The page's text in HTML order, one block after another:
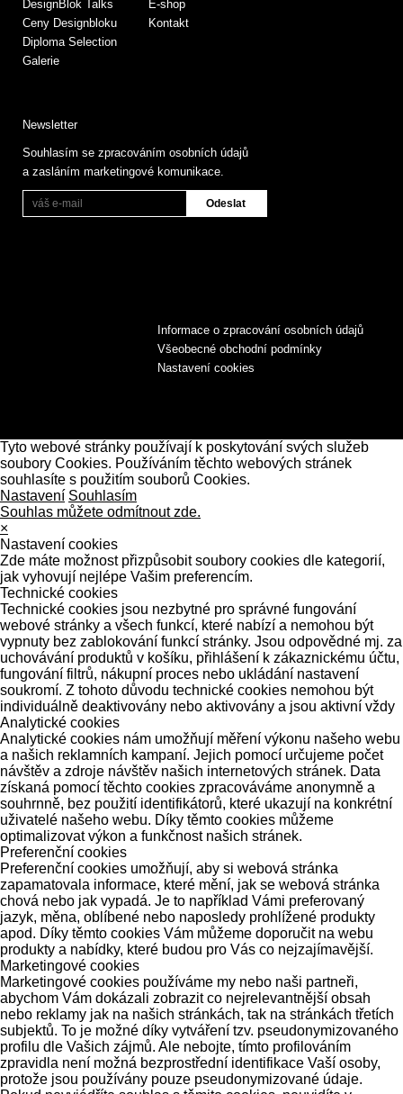
DesignBlok Talks
Ceny Designbloku
Diploma Selection
Galerie
E-shop
Kontakt
Newsletter
Souhlasím se zpracováním osobních údajů
a zasláním marketingové komunikace.
Informace o zpracování osobních údajů
Všeobecné obchodní podmínky
Nastavení cookies
Tyto webové stránky používají k poskytování svých služeb
soubory Cookies. Používáním těchto webových stránek
souhlasíte s použitím souborů Cookies.
Nastavení Souhlasím
Souhlas můžete odmítnout zde.
×
Nastavení cookies
Zde máte možnost přizpůsobit soubory cookies dle kategorií,
jak vyhovují nejlépe Vašim preferencím.
Technické cookies
Technické cookies jsou nezbytné pro správné fungování
webové stránky a všech funkcí, které nabízí a nemohou být
vypnuty bez zablokování funkcí stránky. Jsou odpovědné mj. za
uchovávání produktů v košíku, přihlášení k zákaznickému účtu,
fungování filtrů, nákupní proces nebo ukládání nastavení
soukromí. Z tohoto důvodu technické cookies nemohou být
individuálně deaktivovány nebo aktivovány a jsou aktivní vždy
Analytické cookies
Analytické cookies nám umožňují měření výkonu našeho webu
a našich reklamních kampaní. Jejich pomocí určujeme počet
návštěv a zdroje návštěv našich internetových stránek. Data
získaná pomocí těchto cookies zpracováváme anonymně a
souhrnně, bez použití identifikátorů, které ukazují na konkrétní
uživatelé našeho webu. Díky těmto cookies můžeme
optimalizovat výkon a funkčnost našich stránek.
Preferenční cookies
Preferenční cookies umožňují, aby si webová stránka
zapamatovala informace, které mění, jak se webová stránka
chová nebo jak vypadá. Je to například Vámi preferovaný
jazyk, měna, oblíbené nebo naposledy prohlížené produkty
apod. Díky těmto cookies Vám můžeme doporučit na webu
produkty a nabídky, které budou pro Vás co nejzajímavější.
Marketingové cookies
Marketingové cookies používáme my nebo naši partneři,
abychom Vám dokázali zobrazit co nejrelevantnější obsah
nebo reklamy jak na našich stránkách, tak na stránkách třetích
subjektů. To je možné díky vytváření tzv. pseudonymizovaného
profilu dle Vašich zájmů. Ale nebojte, tímto profilováním
zpravidla není možná bezprostřední identifikace Vaší osoby,
protože jsou používány pouze pseudonymizované údaje.